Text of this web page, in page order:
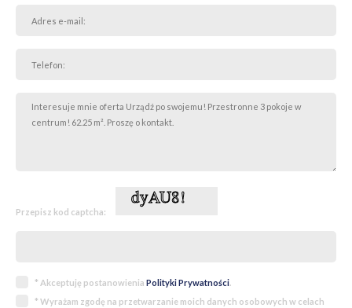
Przepisz kod captcha:
* Akceptuję postanowienia Polityki Prywatności.
* Wyrażam zgodę na przetwarzanie moich danych osobowych w celach